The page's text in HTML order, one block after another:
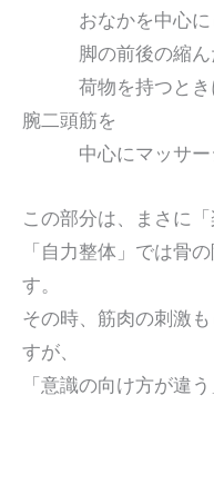
おなかを中心にし
脚の前後の縮ん
荷物を持つときに
腕二頭筋を
中心にマッサージ
この部分は、まさに
「自力整体」では骨
す。
その時、筋肉の刺激
すが、
「意識の向け方が違う